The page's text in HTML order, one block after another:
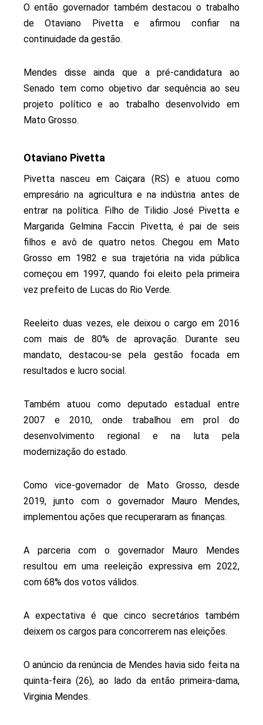
O então governador também destacou o trabalho
de Otaviano Pivetta e afirmou confiar na
continuidade da gestão.
Mendes disse ainda que a pré-candidatura ao
Senado tem como objetivo dar sequência ao seu
projeto político e ao trabalho desenvolvido em
Mato Grosso.
Otaviano Pivetta
Pivetta nasceu em Caiçara (RS) e atuou como
empresário na agricultura e na indústria antes de
entrar na política. Filho de Tilidio José Pivetta e
Margarida Gelmina Faccin Pivetta, é pai de seis
filhos e avô de quatro netos. Chegou em Mato
Grosso em 1982 e sua trajetória na vida pública
começou em 1997, quando foi eleito pela primeira
vez prefeito de Lucas do Rio Verde.
Reeleito duas vezes, ele deixou o cargo em 2016
com mais de 80% de aprovação. Durante seu
mandato, destacou-se pela gestão focada em
resultados e lucro social.
Também atuou como deputado estadual entre
2007 e 2010, onde trabalhou em prol do
desenvolvimento regional e na luta pela
modernização do estado.
Como vice-governador de Mato Grosso, desde
2019, junto com o governador Mauro Mendes,
implementou ações que recuperaram as finanças.
A parceria com o governador Mauro Mendes
resultou em uma reeleição expressiva em 2022,
com 68% dos votos válidos.
A expectativa é que cinco secretários também
deixem os cargos para concorrerem nas eleições.
O anúncio da renúncia de Mendes havia sido feita na
quinta-feira (26), ao lado da então primeira-dama,
Virginia Mendes.